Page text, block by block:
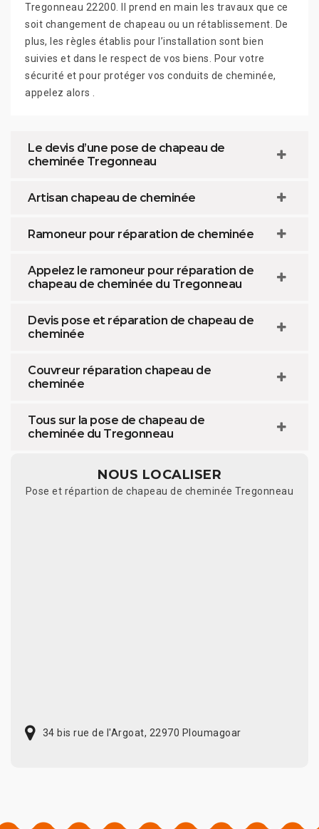
Tregonneau 22200. Il prend en main les travaux que ce
soit changement de chapeau ou un rétablissement. De
plus, les règles établis pour l’installation sont bien
suivies et dans le respect de vos biens. Pour votre
sécurité et pour protéger vos conduits de cheminée,
appelez alors .
Le devis d’une pose de chapeau de
cheminée Tregonneau
Artisan chapeau de cheminée
Ramoneur pour réparation de cheminée
Appelez le ramoneur pour réparation de
chapeau de cheminée du Tregonneau
Devis pose et réparation de chapeau de
cheminée
Couvreur réparation chapeau de
cheminée
Tous sur la pose de chapeau de
cheminée du Tregonneau
NOUS LOCALISER
Pose et répartion de chapeau de cheminée Tregonneau
34 bis rue de l'Argoat, 22970 Ploumagoar